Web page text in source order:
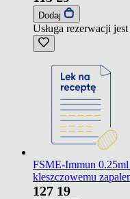
Dodaj
Usługa rezerwacji
FSME-Immun
kleszczowemu
127 19